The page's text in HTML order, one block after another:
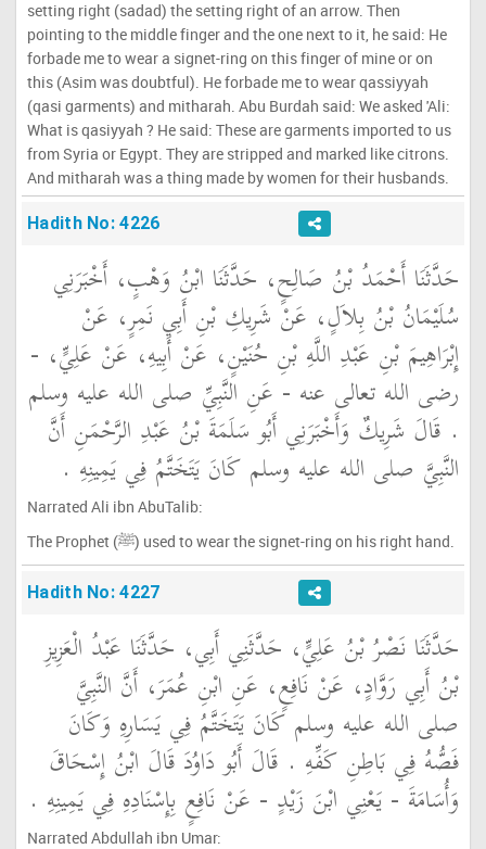
setting right (sadad) the setting right of an arrow. Then
pointing to the middle finger and the one next to it, he said: He
forbade me to wear a signet-ring on this finger of mine or on
this (Asim was doubtful). He forbade me to wear qassiyyah
(qasi garments) and mitharah. Abu Burdah said: We asked 'Ali:
What is qasiyyah ? He said: These are garments imported to us
from Syria or Egypt. They are stripped and marked like citrons.
And mitharah was a thing made by women for their husbands.
Hadith No: 4226
حَدَّثَنَا أَحْمَدُ بْنُ صَالِحٍ، حَدَّثَنَا ابْنُ وَهْبٍ، أَخْبَرَنِي
سُلَيْمَانُ بْنُ بِلاَلٍ، عَنْ شَرِيكِ بْنِ أَبِي نَمِرٍ، عَنْ
إِبْرَاهِيمَ بْنِ عَبْدِ اللَّهِ بْنِ حُنَيْنٍ، عَنْ أَبِيهِ، عَنْ عَلِيٍّ، -
رضى الله تعالى عنه - عَنِ النَّبِيِّ صلى الله عليه وسلم
‏.‏ قَالَ شَرِيكٌ وَأَخْبَرَنِي أَبُو سَلَمَةَ بْنُ عَبْدِ الرَّحْمَنِ أَنَّ
النَّبِيَّ صلى الله عليه وسلم كَانَ يَتَخَتَّمُ فِي يَمِينِهِ ‏.‏
Narrated Ali ibn AbuTalib:
The Prophet (ﷺ) used to wear the signet-ring on his right hand.
Hadith No: 4227
حَدَّثَنَا نَصْرُ بْنُ عَلِيٍّ، حَدَّثَنِي أَبِي، حَدَّثَنَا عَبْدُ الْعَزِيزِ
بْنُ أَبِي رَوَّادٍ، عَنْ نَافِعٍ، عَنِ ابْنِ عُمَرَ، أَنَّ النَّبِيَّ
صلى الله عليه وسلم كَانَ يَتَخَتَّمُ فِي يَسَارِهِ وَكَانَ
فَصُّهُ فِي بَاطِنِ كَفِّهِ ‏.‏ قَالَ أَبُو دَاوُدَ قَالَ ابْنُ إِسْحَاقَ
وَأُسَامَةَ - يَعْنِي ابْنَ زَيْدٍ - عَنْ نَافِعٍ بِإِسْنَادِهِ فِي يَمِينِهِ ‏.‏
Narrated Abdullah ibn Umar: